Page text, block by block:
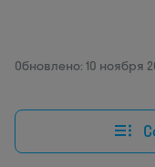
Обновлено: 10 ноября